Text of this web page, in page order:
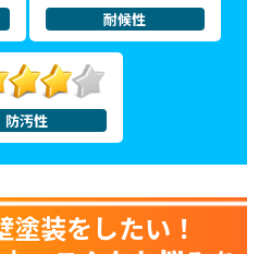
耐候性
防汚性
塗装をしたい！